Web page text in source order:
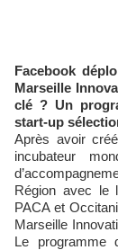
Facebook
Marseille
clé ? Un
start-up
Après avoir
incubateur
Région avec le
PACA et
Marseille
Le programme